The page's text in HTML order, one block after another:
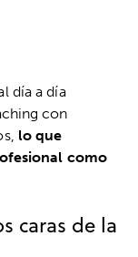
día a día
con
lo que
como
caras de la